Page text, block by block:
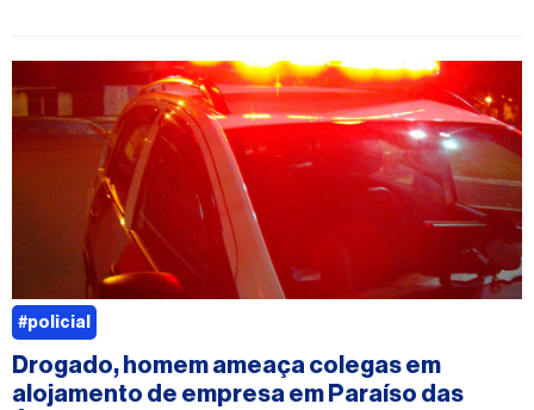
Drogado, homem ameaça colegas em
alojamento de empresa em Paraíso das
#policial